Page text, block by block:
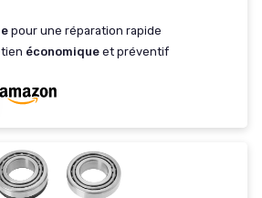
pour une réparation rapide
économique et préventif